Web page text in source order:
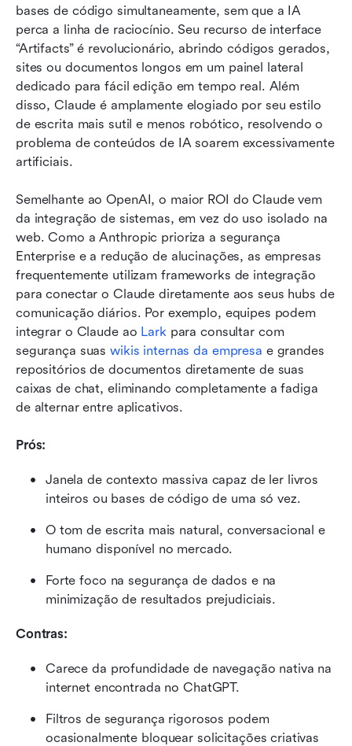
bases de código simultaneamente, sem que a IA
perca a linha de raciocínio. Seu recurso de interface
“Artifacts” é revolucionário, abrindo códigos gerados,
sites ou documentos longos em um painel lateral
dedicado para fácil edição em tempo real. Além
disso, Claude é amplamente elogiado por seu estilo
de escrita mais sutil e menos robótico, resolvendo o
problema de conteúdos de IA soarem excessivamente
artificiais.
Semelhante ao OpenAI, o maior ROI do Claude vem
da integração de sistemas, em vez do uso isolado na
web. Como a Anthropic prioriza a segurança
Enterprise e a redução de alucinações, as empresas
frequentemente utilizam frameworks de integração
para conectar o Claude diretamente aos seus hubs de
comunicação diários. Por exemplo, equipes podem
integrar o Claude ao Lark para consultar com
segurança suas wikis internas da empresa e grandes
repositórios de documentos diretamente de suas
caixas de chat, eliminando completamente a fadiga
de alternar entre aplicativos.
Prós:
Janela de contexto massiva capaz de ler livros
inteiros ou bases de código de uma só vez.
O tom de escrita mais natural, conversacional e
humano disponível no mercado.
Forte foco na segurança de dados e na
minimização de resultados prejudiciais.
Contras:
Carece da profundidade de navegação nativa na
internet encontrada no ChatGPT.
Filtros de segurança rigorosos podem
ocasionalmente bloquear solicitações criativas